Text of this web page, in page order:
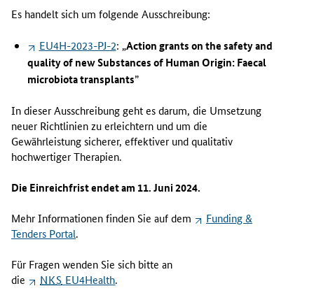
Es handelt sich um folgende Ausschreibung:
EU4H-2023-PJ-2: „Action grants on the safety and
quality of new Substances of Human Origin: Faecal
microbiota transplants”
In dieser Ausschreibung geht es darum, die Umsetzung
neuer Richtlinien zu erleichtern und um die
Gewährleistung sicherer, effektiver und qualitativ
hochwertiger Therapien.
Die Einreichfrist endet am 11. Juni 2024.
Mehr Informationen finden Sie auf dem
Funding &
Tenders Portal.
Für Fragen wenden Sie sich bitte an
die
NKS EU4Health.